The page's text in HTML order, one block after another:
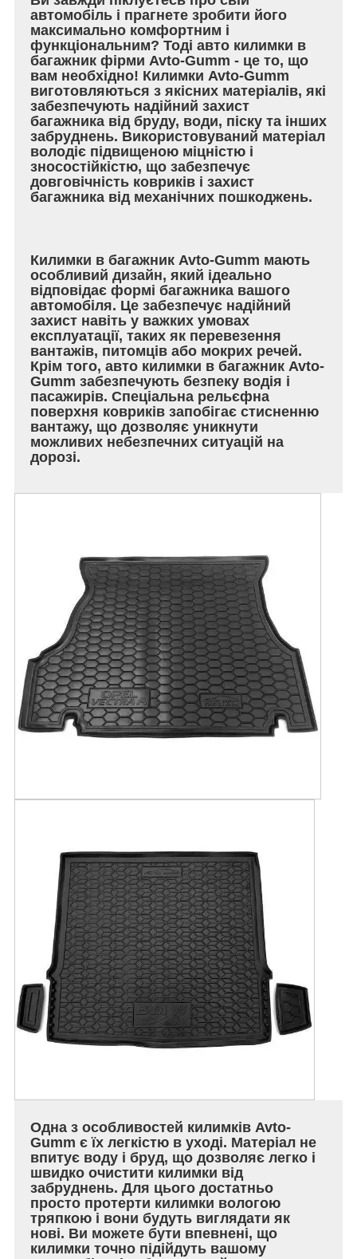
автомобіль і прагнете зробити його
максимально комфортним і
функціональним? Тоді авто килимки в
багажник фірми Avto-Gumm - це то, що
вам необхідно! Килимки Avto-Gumm
виготовляються з якісних матеріалів, які
забезпечують надійний захист
багажника від бруду, води, піску та інших
забруднень. Використовуваний матеріал
володіє підвищеною міцністю і
зносостійкістю, що забезпечує
довговічність ковриків і захист
багажника від механічних пошкоджень.
Килимки в багажник Avto-Gumm мають
особливий дизайн, який ідеально
відповідає формі багажника вашого
автомобіля. Це забезпечує надійний
захист навіть у важких умовах
експлуатації, таких як перевезення
вантажів, питомців або мокрих речей.
Крім того, авто килимки в багажник Avto-
Gumm забезпечують безпеку водія і
пасажирів. Спеціальна рельєфна
поверхня ковриків запобігає стисненню
вантажу, що дозволяє уникнути
можливих небезпечних ситуацій на
дорозі.
Одна з особливостей килимків Avto-
Gumm є їх легкістю в уході. Матеріал не
впитує воду і бруд, що дозволяє легко і
швидко очистити килимки від
забруднень. Для цього достатньо
просто протерти килимки вологою
тряпкою і вони будуть виглядати як
нові. Ви можете бути впевнені, що
килимки точно підійдуть вашому